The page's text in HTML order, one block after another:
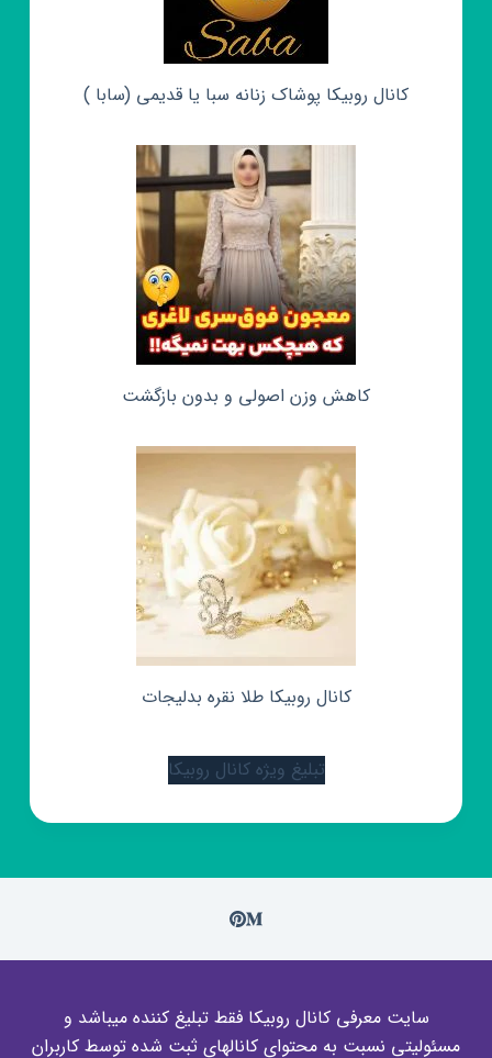
کانال روبیکا پوشاک زنانه سبا یا قدیمی (سابا )
کاهش وزن اصولی و بدون بازگشت
کانال روبیکا طلا نقره بدلیجات
تبلیغ ویژه کانال روبیکا
سایت معرفی کانال روبیکا فقط تبلیغ کننده میباشد و
مسئولیتی نسبت به محتوای کانالهای ثبت شده توسط کاربران